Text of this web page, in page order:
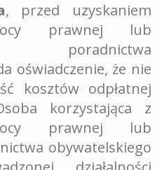
, przed uzyskaniem
prawnej lub
poradnictwa
oświadczenie, że nie
kosztów odpłatnej
korzystająca z
prawnej lub
obywatelskiego